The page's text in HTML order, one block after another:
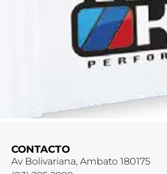
CONTACTO
Av Bolivariana, Ambato 180175